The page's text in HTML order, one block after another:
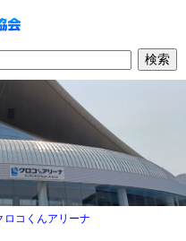
ロコくんアリーナ